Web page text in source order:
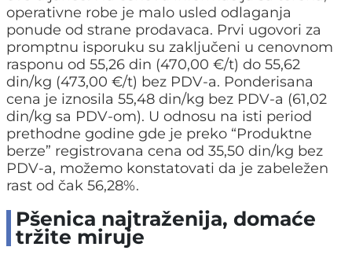
operativne robe je malo usled odlaganja
ponude od strane prodavaca. Prvi ugovori za
promptnu isporuku su zaključeni u cenovnom
rasponu od 55,26 din (470,00 €/t) do 55,62
din/kg (473,00 €/t) bez PDV-a. Ponderisana
cena je iznosila 55,48 din/kg bez PDV-a (61,02
din/kg sa PDV-om). U odnosu na isti period
prethodne godine gde je preko “Produktne
berze” registrovana cena od 35,50 din/kg bez
PDV-a, možemo konstatovati da je zabeležen
rast od čak 56,28%.
Pšenica najtraženija, domaće
tržite miruje